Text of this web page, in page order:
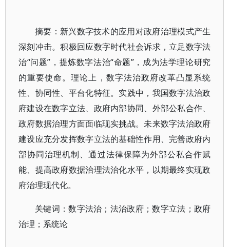
摘要：新兴数字技术的应用对政府治理模式产生
深刻冲击。积极回应数字时代社会诉求，立足数字法
治“问题”，提炼数字法治“命题”，成为法学理论研究
的重要使命。理论上，数字法治政府改革凸显系统
性、协同性、平台化特征。实践中，我国数字法治政
府建设在数字立法、政府内部协同、外部公私合作、
政府数据治理方面面临现实挑战。未来数字法治政府
建设应充分发挥数字立法的基础性作用、完善政府内
部协同治理机制、通过法律保障为外部公私合作赋
能、提高政府数据治理法治化水平，以期最终实现政
府治理现代化。
关键词：数字法治；法治政府；数字立法；政府
治理；系统论